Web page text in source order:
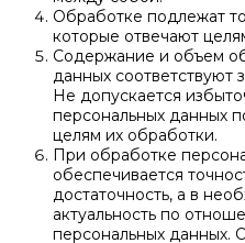
Обработке подлежат
которые отвечают
Содержание и объем
данных соответствуют
Не допускается
персональных данных
целям их обработки.
При обработке
обеспечивается
достаточность, а в
актуальность по
персональных данных.